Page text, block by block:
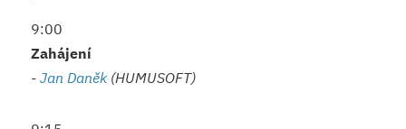
9:00
Zahájení
-Jan Daněk(HUMUSOFT)